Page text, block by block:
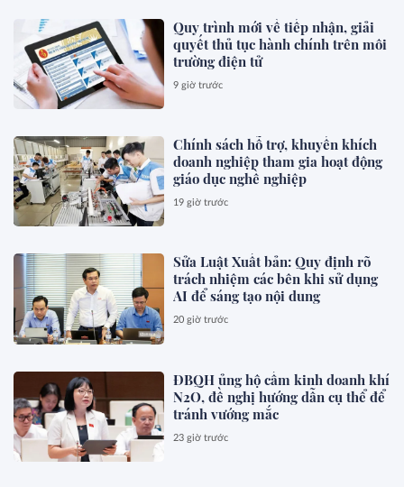
Quy trình mới về tiếp nhận, giải
quyết thủ tục hành chính trên môi
trường điện tử
9 giờ trước
Chính sách hỗ trợ, khuyến khích
doanh nghiệp tham gia hoạt động
giáo dục nghề nghiệp
19 giờ trước
Sửa Luật Xuất bản: Quy định rõ
trách nhiệm các bên khi sử dụng
AI để sáng tạo nội dung
20 giờ trước
ĐBQH ủng hộ cấm kinh doanh khí
N2O, đề nghị hướng dẫn cụ thể để
tránh vướng mắc
23 giờ trước